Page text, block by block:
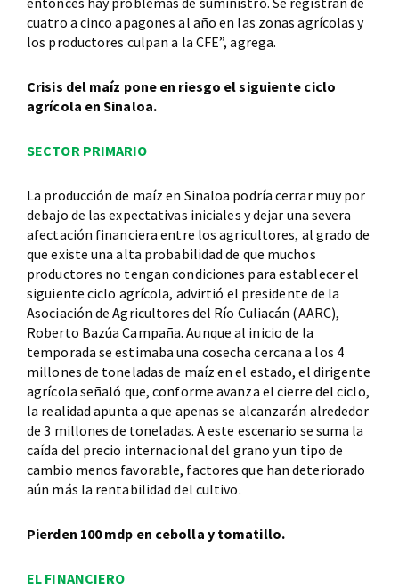
cuatro a cinco apagones al año en las zonas agrícolas y
los productores culpan a la CFE”, agrega.
Crisis del maíz pone en riesgo el siguiente ciclo
agrícola en Sinaloa.
SECTOR PRIMARIO
La producción de maíz en Sinaloa podría cerrar muy por
debajo de las expectativas iniciales y dejar una severa
afectación financiera entre los agricultores, al grado de
que existe una alta probabilidad de que muchos
productores no tengan condiciones para establecer el
siguiente ciclo agrícola, advirtió el presidente de la
Asociación de Agricultores del Río Culiacán (AARC),
Roberto Bazúa Campaña. Aunque al inicio de la
temporada se estimaba una cosecha cercana a los 4
millones de toneladas de maíz en el estado, el dirigente
agrícola señaló que, conforme avanza el cierre del ciclo,
la realidad apunta a que apenas se alcanzarán alrededor
de 3 millones de toneladas. A este escenario se suma la
caída del precio internacional del grano y un tipo de
cambio menos favorable, factores que han deteriorado
aún más la rentabilidad del cultivo.
Pierden 100 mdp en cebolla y tomatillo.
EL FINANCIERO